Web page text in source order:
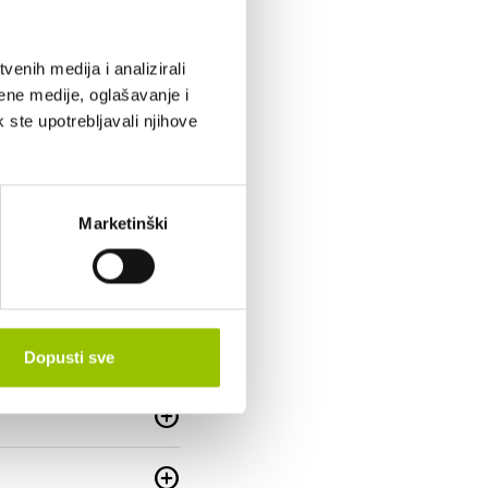
medija i analizirali
medije, oglašavanje i
ste upotrebljavali njihove
Marketinški
Dopusti sve
add_circle
add_circle
add_circle
add_circle